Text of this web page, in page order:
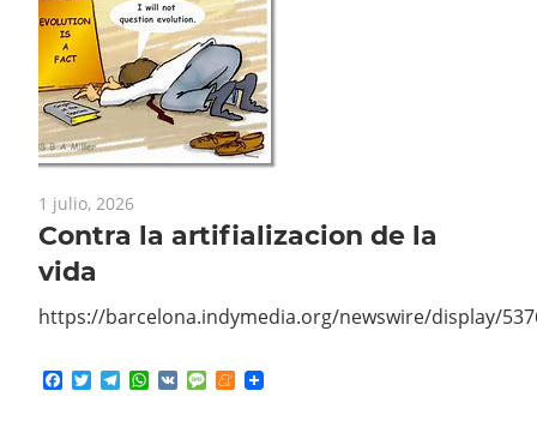
1 julio, 2026
Contra la artifializacion de la
vida
https://barcelona.indymedia.org/newswire/display/
Facebook
TwitterTelegram
WhatsApp
VK MessageMeneame